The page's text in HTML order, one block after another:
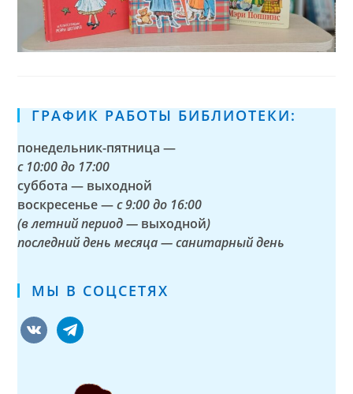
ГРАФИК РАБОТЫ БИБЛИОТЕКИ:
понедельник-пятница —
с 10:00 до 17:00
суббота — выходной
воскресенье —с 9:00 до 16:00
(в летний период — выходной)
последний день месяца — санитарный день
МЫ В СОЦСЕТЯХ
vkontaktetelegram